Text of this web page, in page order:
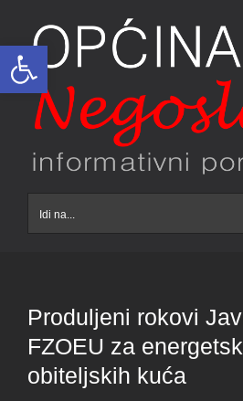
Open toolbar
content
Idi na...
Produljeni rokovi
FZOEU za
obiteljskih kuća